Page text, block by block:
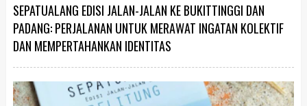
SEPATUALANG EDISI JALAN-JALAN KE BUKITTINGGI DAN
PADANG: PERJALANAN UNTUK MERAWAT INGATAN KOLEKTIF
DAN MEMPERTAHANKAN IDENTITAS